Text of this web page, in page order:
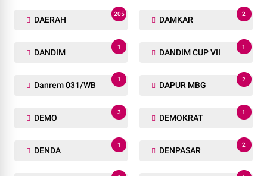
DAERAH
205
DAMKAR
2
DANDIM
1
DANDIM CUP VII
1
Danrem 031/WB
1
DAPUR MBG
2
DEMO
3
DEMOKRAT
1
DENDA
1
DENPASAR
2